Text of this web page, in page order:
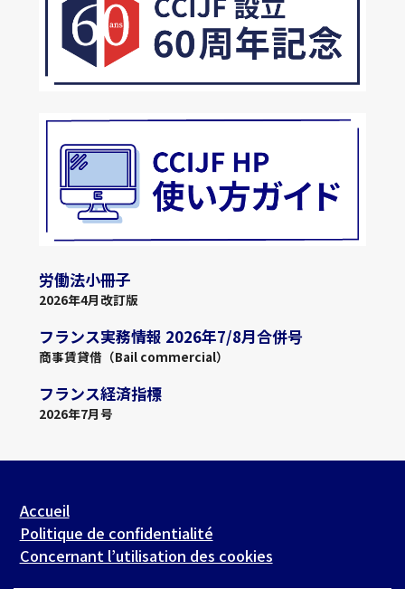
労働法小冊子
2026年4月改訂版
フランス実務情報 2026年7/8月合併号
商事賃貸借（Bail commercial）
フランス経済指標
2026年7月号
Accueil
Politique de confidentialité
Concernant l’utilisation des cookies